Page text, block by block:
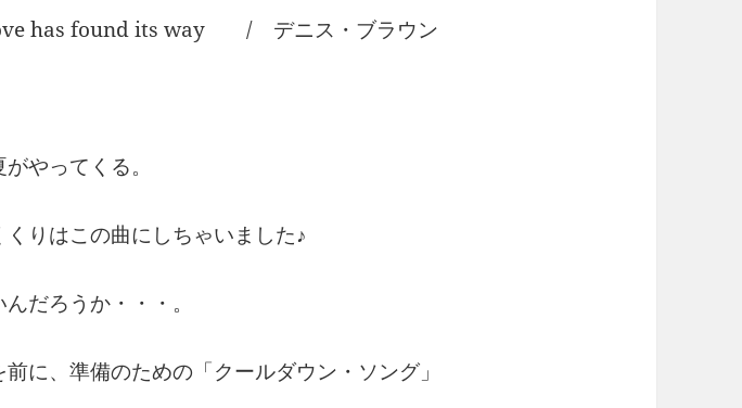
has found its way / デニス・ブラウン
やってくる。
りはこの曲にしちゃいました♪
だろうか・・・。
に、準備のための「クールダウン・ソング」